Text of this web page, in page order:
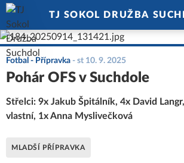
TJ SOKOL DRUŽBA
Fotbal - Přípravka - st 10. 9. 2025
Pohár OFS v Suchdole
Střelci: 9x Jakub Špitálník, 4x David
vlastní, 1x Anna Myslivečková
MLADŠÍ PŘÍPRAVKA